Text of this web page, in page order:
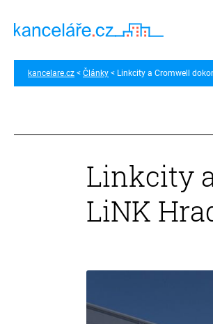
kancelare.cz Články Linkcity a Cromwell
Linkcity
LiNK